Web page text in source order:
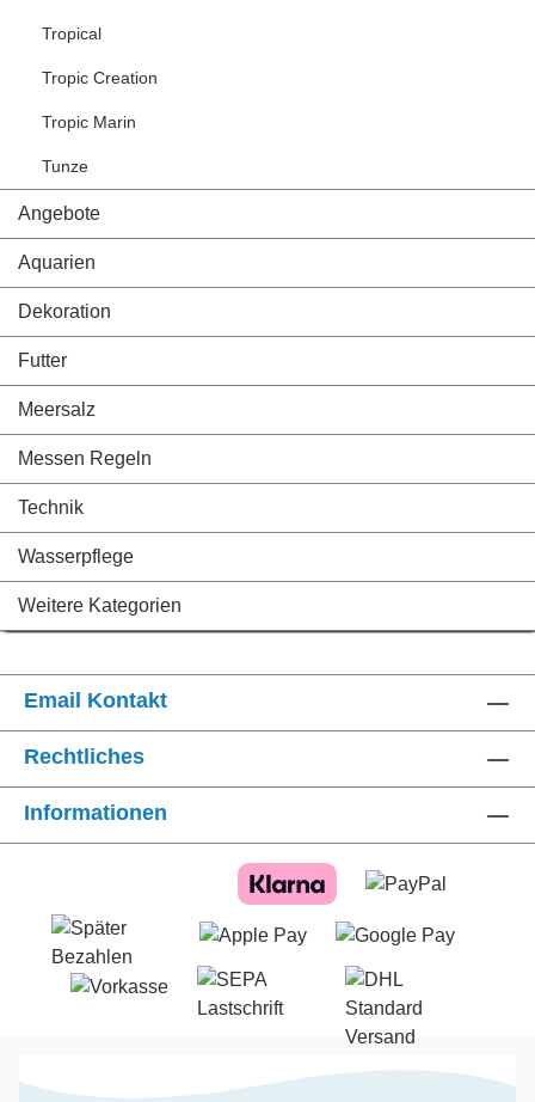
Tropical
Tropic Creation
Tropic Marin
Tunze
Angebote
Aquarien
Dekoration
Futter
Meersalz
Messen Regeln
Technik
Wasserpflege
Weitere Kategorien
Email Kontakt
Rechtliches
Informationen